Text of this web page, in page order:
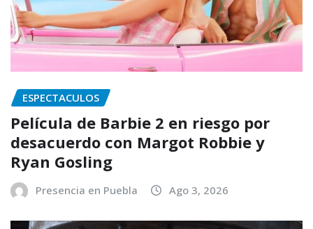
ESPECTACULOS
Película de Barbie 2 en riesgo por
desacuerdo con Margot Robbie y
Ryan Gosling
Presencia en Puebla Ago 3, 2026